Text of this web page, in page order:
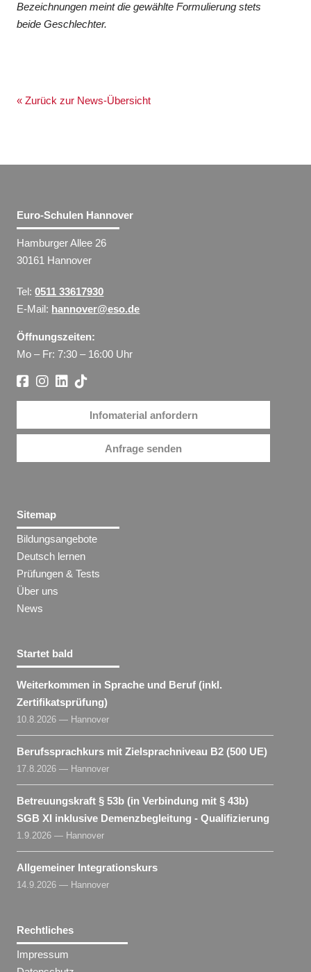
Bezeichnungen meint die gewählte Formulierung stets
beide Geschlechter.
« Zurück zur News-Übersicht
Euro-Schulen Hannover
Hamburger Allee 26
30161 Hannover
Tel:0511 33617930
E-Mail: hannover@eso.de
Öffnungszeiten:
Mo – Fr: 7:30 – 16:00 Uhr
Infomaterial anfordern
Anfrage senden
Sitemap
Bildungsangebote
Deutsch lernen
Prüfungen & Tests
Über uns
News
Startet bald
Weiterkommen in Sprache und Beruf (inkl.
Zertifikatsprüfung)
10.8.2026 — Hannover
Berufssprachkurs mit Zielsprachniveau B2 (500 UE)
17.8.2026 — Hannover
Betreuungskraft § 53b (in Verbindung mit § 43b)
SGB XI inklusive Demenzbegleitung - Qualifizierung
1.9.2026 — Hannover
Allgemeiner Integrationskurs
14.9.2026 — Hannover
Rechtliches
Impressum